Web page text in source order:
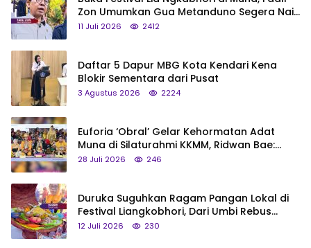
Zon Umumkan Gua Metanduno Segera Naik
Status Jadi Cagar Budaya Nasional
11 Juli 2026 2412
Daftar 5 Dapur MBG Kota Kendari Kena
Blokir Sementara dari Pusat
3 Agustus 2026 2224
Euforia ‘Obral’ Gelar Kehormatan Adat
Muna di Silaturahmi KKMM, Ridwan Bae:
Saya Bukan Tipe Begitu, Belum Pantas!
28 Juli 2026 246
Duruka Suguhkan Ragam Pangan Lokal di
Festival Liangkobhori, Dari Umbi Rebus
hingga Tumpeng Beras Muna
12 Juli 2026 230